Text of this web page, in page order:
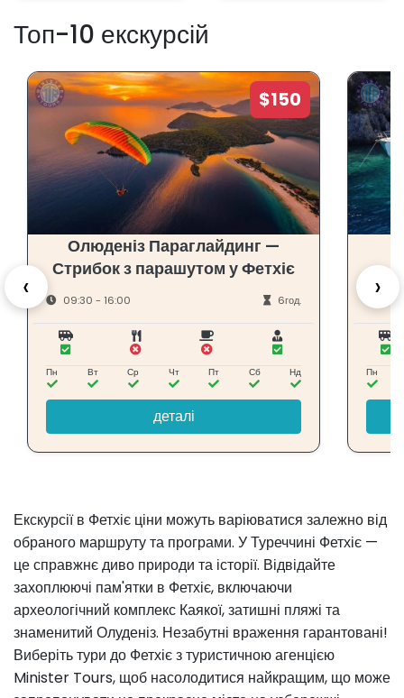
Топ-10 екскурсій
‹
$150
Олюденіз Параглайдинг —
Стрибок з парашутом у Фетхіє
09:30 - 16:00 6год.
Пн Вт Ср Чт Пт Сб Нд
деталі
Пн
›
Екскурсії в Фетхіє ціни можуть варіюватися залежно від
обраного маршруту та програми. У Туреччині Фетхіє —
це справжнє диво природи та історії. Відвідайте
захоплюючі пам'ятки в Фетхіє, включаючи
археологічний комплекс Каякої, затишні пляжі та
знаменитий Олуденіз. Незабутні враження гарантовані!
Виберіть тури до Фетхіє з туристичною агенцією
Minister Tours, щоб насолодитися найкращим, що може